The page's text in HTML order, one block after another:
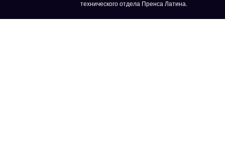
технического отдела Пренса Латина.